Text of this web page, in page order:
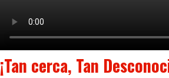
¡Tan cerca, Tan